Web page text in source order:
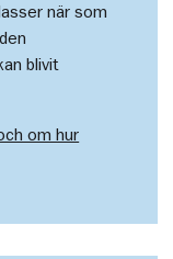
när som
blivit
om hur